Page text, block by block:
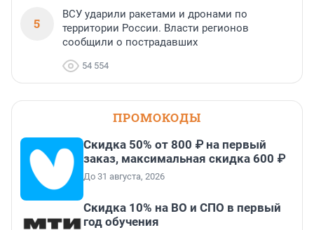
5
ВСУ ударили ракетами и дронами по
территории России. Власти регионов
сообщили о пострадавших
54 554
ПРОМОКОДЫ
Скидка 50% от 800 ₽ на первый
заказ, максимальная скидка 600 ₽
До 31 августа, 2026
Скидка 10% на ВО и СПО в первый
год обучения